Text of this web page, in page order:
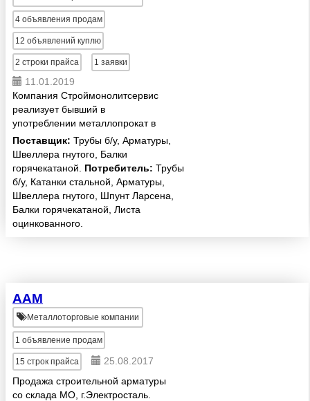
4 объявления продам
12 объявлений куплю
2 строки прайса 1 заявки
11.01.2019
Компания Строймонолитсервис
реализует бывший в
употреблении металлопрокат в
Москве и области. У нас можно
купить стальные трубы б у как
восстановленные, так и лежалые
с высокими эксплуатационными
хара...
Поставщик: Трубы б/у, Арматуры,
Швеллера гнутого, Балки
горячекатаной. Потребитель: Трубы
б/у, Катанки стальной, Арматуры,
Швеллера гнутого, Шпунт Ларсена,
Балки горячекатаной, Листа
оцинкованного.
ААМ
Металлоторговые компании
1 объявление продам
15 строк прайса
25.08.2017
Продажа строительной арматуры
со склада МО, г.Электросталь.